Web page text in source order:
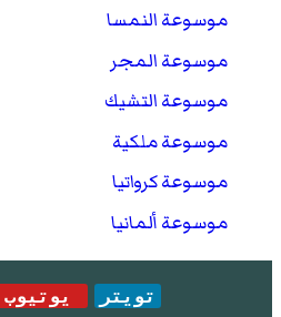
موسوعة النمسا
موسوعة المجر
موسوعة التشيك
موسوعة ملكية
موسوعة كرواتيا
موسوعة ألمانيا
تويتر يوتيوب